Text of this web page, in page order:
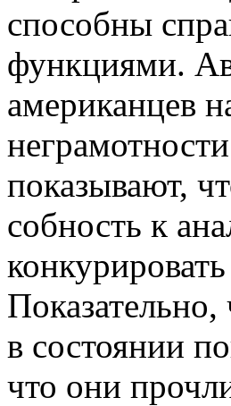
способны
функциями.
американцев
неграмотности
пока­зывают,
собность к
в состоянии
что они